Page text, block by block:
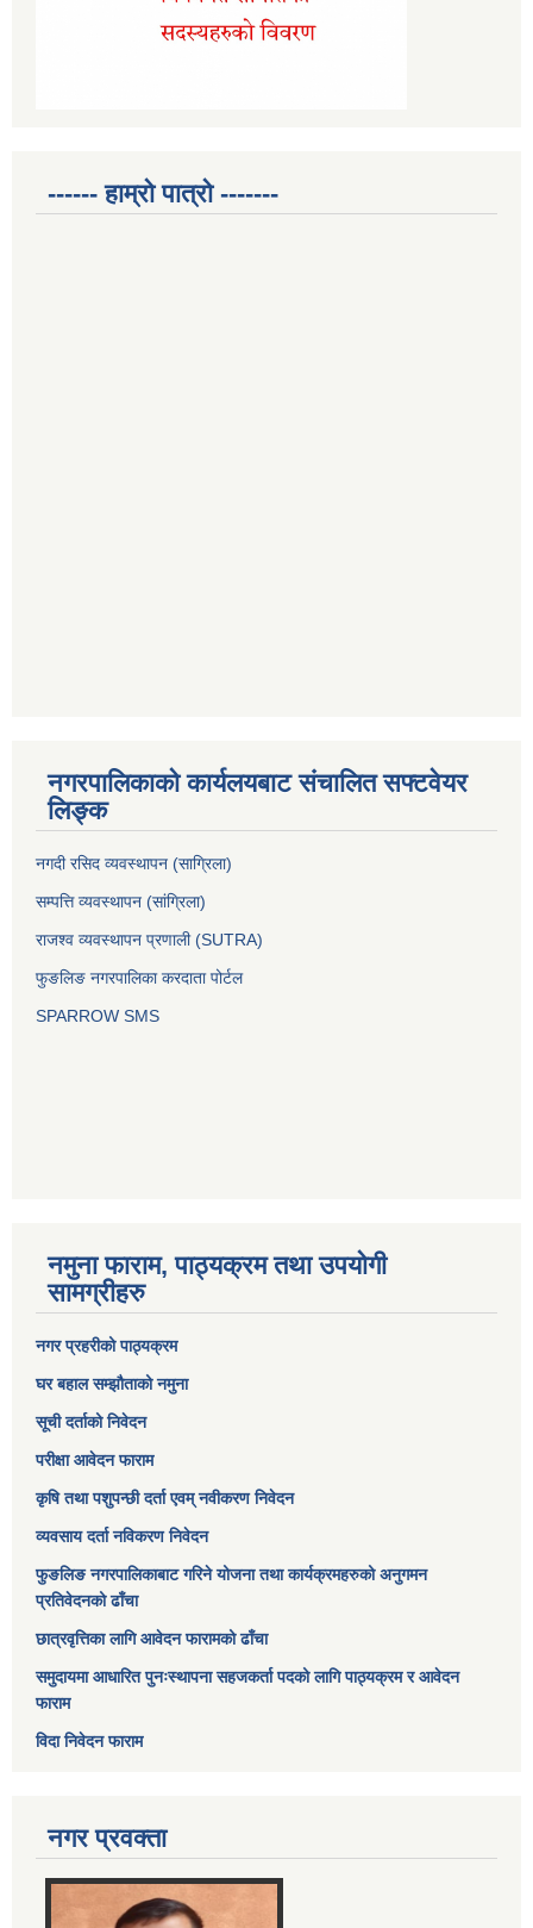
------ हाम्रो पात्रो -------
नगरपालिकाको कार्यलयबाट संचालित सफ्टवेयर
लिङ्क
नगदी रसिद व्यवस्थापन (साग्रिला)
सम्पत्ति व्यवस्थापन (सांग्रिला)
राजश्व व्यवस्थापन प्रणाली (SUTRA)
फुङलिङ नगरपालिका करदाता पोर्टल
SPARROW SMS
नमुना फाराम, पाठ्यक्रम तथा उपयोगी
सामग्रीहरु
नगर प्रहरीको पाठ्यक्रम
घर बहाल सम्झौताको नमुना
सूची दर्ताको निवेदन
परीक्षा आवेदन फाराम
कृषि तथा पशुपन्छी दर्ता एवम् नवीकरण निवेदन
व्यवसाय दर्ता नविकरण निवेदन
फुङलिङ नगरपालिकाबाट गरिने योजना तथा कार्यक्रमहरुको अनुगमन
प्रतिवेदनको ढाँचा
छात्रवृत्तिका लागि आवेदन फारामको ढाँचा
समुदायमा आधारित पुनःस्थापना सहजकर्ता पदको लागि पाठ्यक्रम र आवेदन
फाराम
विदा निवेदन फाराम
नगर प्रवक्ता